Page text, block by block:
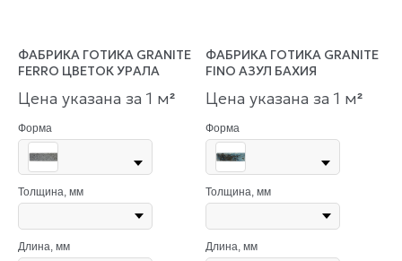
ФАБРИКА ГОТИКА GRANITE
FERRO ЦВЕТОК УРАЛА
Цена указана за 1 м²
Форма
Толщина, мм
Длина, мм
ФАБРИКА ГОТИКА GRANITE
FINO АЗУЛ БАХИЯ
Цена указана за 1 м²
Форма
Толщина, мм
Длина, мм